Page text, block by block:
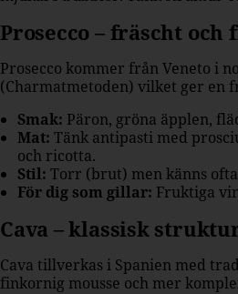
Prosecco – fräscht
Prosecco kommer från Veneto i
(Charmatmetoden) vilket ger
Smak: Päron, gröna äpplen,
Mat:Tänk antipasti med
och ricotta.
Stil: Torr (brut) men känns
För dig som gillar: Fruktiga
Cava – klassisk
Cava tillverkas i Spanien med
finkornig mousse och mer